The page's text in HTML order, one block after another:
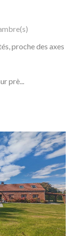
proche des axes
prè...